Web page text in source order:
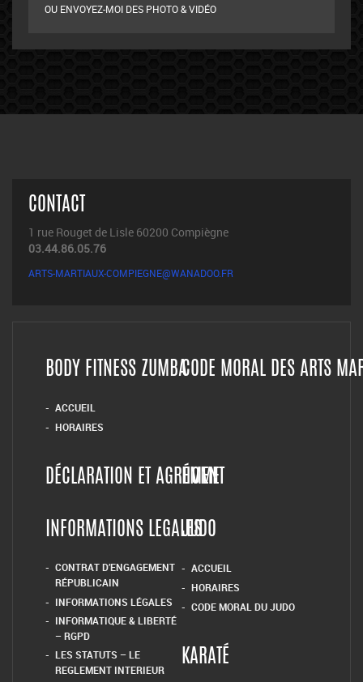
OU ENVOYEZ-MOI DES PHOTO & VIDÉO
CONTACT
1 rue Rouget de Lisle 60200 Compiègne
03.44.86.05.76
ARTS-MARTIAUX-COMPIEGNE@WANADOO.FR
BODY FITNESS ZUMBA
ACCUEIL
HORAIRES
CODE MORAL DES ARTS
DÉCLARATION ET AGRÉMENT
HOME
INFORMATIONS LEGALES
CONTRAT D’ENGAGEMENT
RÉPUBLICAIN
INFORMATIONS LÉGALES
INFORMATIQUE & LIBERTÉ
– RGPD
LES STATUTS – LE
REGLEMENT INTERIEUR
JUDO
ACCUEIL
HORAIRES
CODE MORAL DU JUDO
KARATÉ